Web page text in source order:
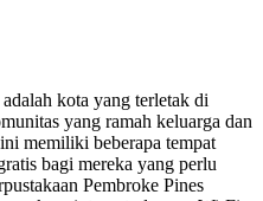
kota yang terletak di
yang ramah keluarga dan
memiliki beberapa tempat
bagi mereka yang perlu
Pembroke Pines